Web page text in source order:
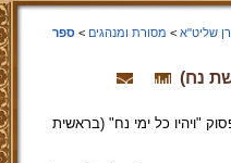
שליט"א > מסורת ומנהגים > ספר
נח)
"ויהיו כל ימי נח" (בראשית